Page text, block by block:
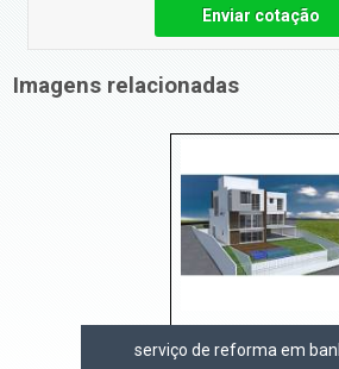
Enviar cotação
Imagens relacionadas
serviço de reforma em